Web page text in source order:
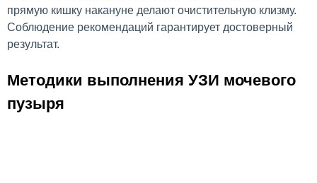
прямую кишку накануне делают очистительную клизму.
Соблюдение рекомендаций гарантирует достоверный
результат.
Методики выполнения УЗИ мочевого
пузыря